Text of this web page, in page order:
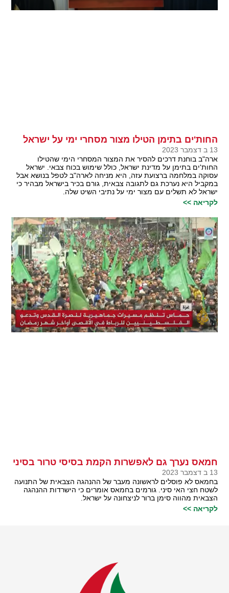
החות'ים בתימן הטילו מצור מסחרי ימי על ישראל
13 ב דצמבר 2023
ארה"ב בוחנת דרכים להסיר את המצור המסחרי הימי שהטילו
החות'ים בתימן על מדינת ישראל, כולל שימוש בכוח צבאי. ישראל
עסוקה במלחמה ברצועת עזה, היא מניחה לארה"ב לטפל בנושא אבל
במקביל היא נערכת גם לתגובה צבאית, גורם בכיר בישראל מבהיר כי
ישראל לא תשלים עם מצור ימי על נתיבי השיט שלה.
לקריאה >>
חמאס נערך גם לאפשרות הקמת בסיסי טרור בסיני
13 ב דצמבר 2023
בחמאס לא פוסלים לראשונה מעבר של ההנהגה הצבאית של התנועה
לשטח חצי האי סיני. גורמים בחמאס אומרים כי הישרדות ההנהגה
הצבאית מהווה סימן ברור לניצחונה על ישראל.
לקריאה >>